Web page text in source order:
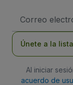
de
Únete a la lista
Al iniciar
acuerdo de